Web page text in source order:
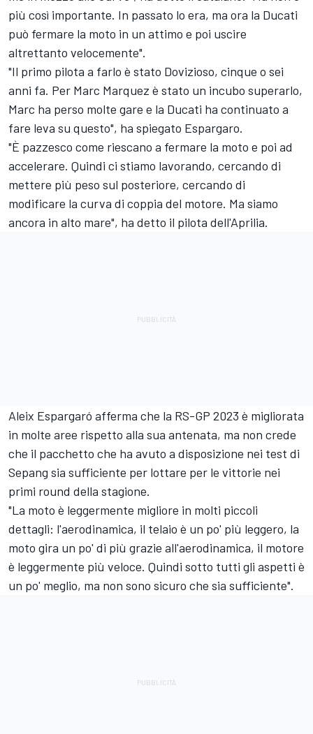
più così importante. In passato lo era, ma ora la Ducati
può fermare la moto in un attimo e poi uscire
altrettanto velocemente".
"Il primo pilota a farlo è stato Dovizioso, cinque o sei
anni fa. Per Marc Marquez è stato un incubo superarlo,
Marc ha perso molte gare e la Ducati ha continuato a
fare leva su questo", ha spiegato Espargaro.
"È pazzesco come riescano a fermare la moto e poi ad
accelerare. Quindi ci stiamo lavorando, cercando di
mettere più peso sul posteriore, cercando di
modificare la curva di coppia del motore. Ma siamo
ancora in alto mare", ha detto il pilota dell'Aprilia.
Aleix Espargaró afferma che la RS-GP 2023 è migliorata
in molte aree rispetto alla sua antenata, ma non crede
che il pacchetto che ha avuto a disposizione nei test di
Sepang sia sufficiente per lottare per le vittorie nei
primi round della stagione.
"La moto è leggermente migliore in molti piccoli
dettagli: l'aerodinamica, il telaio è un po' più leggero, la
moto gira un po' di più grazie all'aerodinamica, il motore
è leggermente più veloce. Quindi sotto tutti gli aspetti è
un po' meglio, ma non sono sicuro che sia sufficiente".